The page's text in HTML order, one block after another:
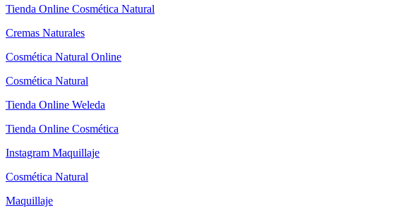
Tienda Online Cosmética Natural
Cremas Naturales
Cosmética Natural Online
Cosmética Natural
Tienda Online Weleda
Tienda Online Cosmética
Instagram Maquillaje
Cosmética Natural
Maquillaje